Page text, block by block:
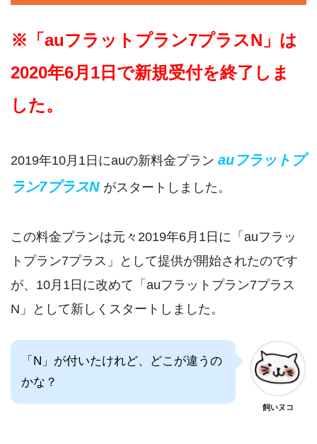
※「auフラットプラン7プラスN」は
2020年6月1日で新規受付を終了しま
した。
2019年10月1日にauの新料金プラン auフラットプ
ラン7プラスN がスタートしました。
この料金プランは元々2019年6月1日に「auフラッ
トプラン7プラス」として提供が開始されたのです
が、10月1日に改めて「auフラットプラン7プラス
N」として新しくスタートしました。
「N」が付いたけれど、どこが違うの
かな？
飼いヌコ